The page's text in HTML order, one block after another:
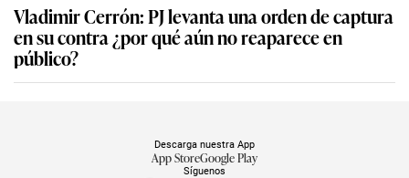
Vladimir Cerrón: PJ levanta una orden de captura
en su contra ¿por qué aún no reaparece en
público?
Síguenos
Descarga nuestra App
App StoreGoogle Play